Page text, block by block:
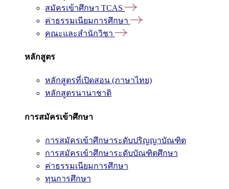
สมัครเข้าศึกษา TCAS
ค่าธรรมเนียมการศึกษา
คณะและสำนักวิชา
หลักสูตร
หลักสูตรที่เปิดสอน (ภาษาไทย)
หลักสูตรนานาชาติ
การสมัครเข้าศึกษา
การสมัครเข้าศึกษาระดับปริญญาบัณฑิต
การสมัครเข้าศึกษาระดับบัณฑิตศึกษา
ค่าธรรมเนียมการศึกษา
ทุนการศึกษา